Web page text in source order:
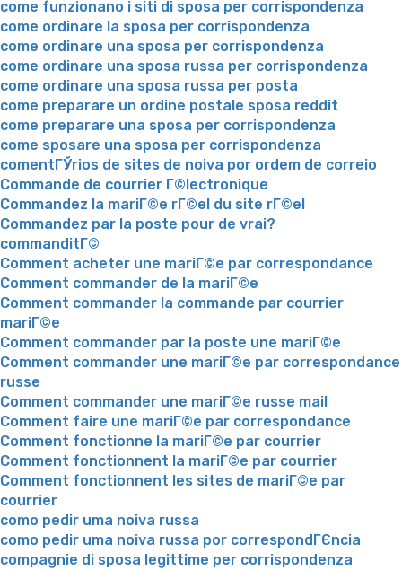
come funzionano i siti di sposa per corrispondenza
come ordinare la sposa per corrispondenza
come ordinare una sposa per corrispondenza
come ordinare una sposa russa per corrispondenza
come ordinare una sposa russa per posta
come preparare un ordine postale sposa reddit
come preparare una sposa per corrispondenza
come sposare una sposa per corrispondenza
comentГЎrios de sites de noiva por ordem de correio
Commande de courrier Г©lectronique
Commandez la mariГ©e rГ©el du site rГ©el
Commandez par la poste pour de vrai?
commanditГ©
Comment acheter une mariГ©e par correspondance
Comment commander de la mariГ©e
Comment commander la commande par courrier
mariГ©e
Comment commander par la poste une mariГ©e
Comment commander une mariГ©e par correspondance
russe
Comment commander une mariГ©e russe mail
Comment faire une mariГ©e par correspondance
Comment fonctionne la mariГ©e par courrier
Comment fonctionnent la mariГ©e par courrier
Comment fonctionnent les sites de mariГ©e par
courrier
como pedir uma noiva russa
como pedir uma noiva russa por correspondГЄncia
compagnie di sposa legittime per corrispondenza